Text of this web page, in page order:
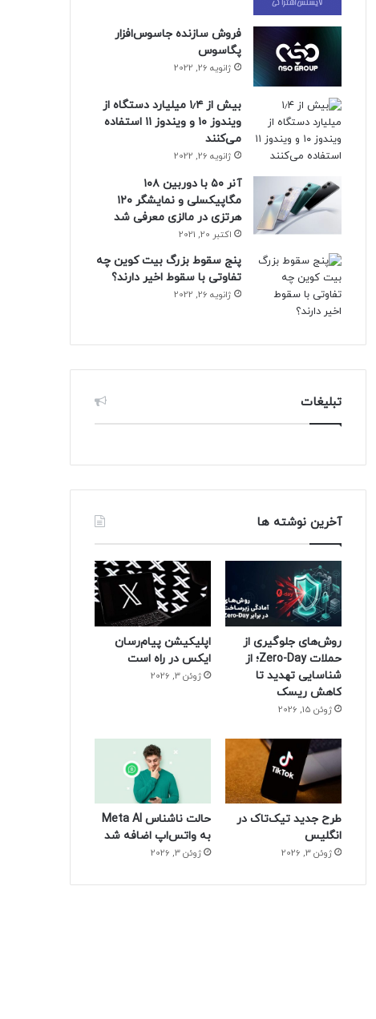
فروش سازنده جاسوس‌افزار
پگاسوس
ژانویه 26, 2022
بیش از ۱٫۴ میلیارد دستگاه از
ویندوز ۱۰ و ویندوز ۱۱ استفاده
می‌کنند
ژانویه 26, 2022
آنر ۵۰ با دوربین ۱۰۸
مگاپیکسلی و نمایشگر ۱۲۰
هرتزی در مالزی معرفی شد
اکتبر 20, 2021
پنج سقوط بزرگ بیت کوین چه
تفاوتی با سقوط اخیر دارند؟
ژانویه 26, 2022
تبلیغات
آخرین نوشته ها
روش‌های جلوگیری از
حملات Zero-Day؛ از
شناسایی تهدید تا
کاهش ریسک
ژوئن 15, 2026
اپلیکیشن پیام‌رسان
ایکس در راه است
ژوئن 3, 2026
طرح جدید تیک‌تاک در
انگلیس
ژوئن 3, 2026
حالت ناشناس Meta AI
به واتس‌اپ اضافه شد
ژوئن 3, 2026